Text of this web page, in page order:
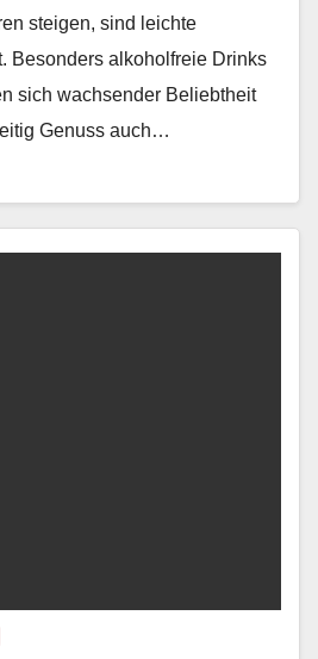
steigen, sind leichte
Beson­ders alko­hol­freie Drinks
sich wach­sender Beliebtheit
Genuss auch…